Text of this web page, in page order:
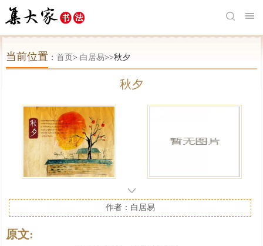
当前位置 ： 首页 > 白居易>>秋夕
秋夕
作者：白居易
原文: